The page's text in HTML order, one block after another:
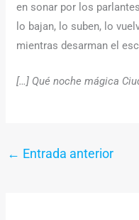
en sonar por los
lo bajan, lo suben, lo
mientras desarman el
[…] Qué noche mágica
← Entrada anterior